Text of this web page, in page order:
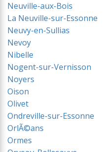
Neuville-aux-Bois
La Neuville-sur-Essonne
Neuvy-en-Sullias
Nevoy
Nibelle
Nogent-sur-Vernisson
Noyers
Oison
Olivet
Ondreville-sur-Essonne
OrlÃ©ans
Ormes